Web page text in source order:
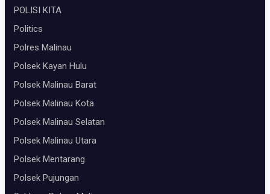
POLISI KITA
Politics
Polres Malinau
Polsek Kayan Hulu
Polsek Malinau Barat
Polsek Malinau Kota
Polsek Malinau Selatan
Polsek Malinau Utara
Polsek Mentarang
Polsek Pujungan